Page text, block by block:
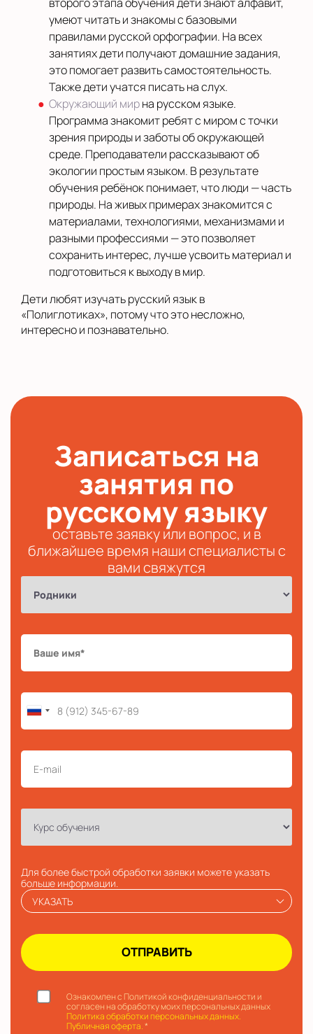
умеют читать и знакомы с базовыми
правилами русской орфографии. На всех
занятиях дети получают домашние задания,
это помогает развить самостоятельность.
Также дети учатся писать на слух.
Окружающий мирна русском языке.
Программа знакомит ребят с миром с точки
зрения природы и заботы об окружающей
среде. Преподаватели рассказывают об
экологии простым языком. В результате
обучения ребёнок понимает, что люди — часть
природы. На живых примерах знакомится с
материалами, технологиями, механизмами и
разными профессиями — это позволяет
сохранить интерес, лучше усвоить материал и
подготовиться к выходу в мир.
Дети любят изучать русский язык в
«Полиглотиках», потому что это несложно,
интересно и познавательно.
Записаться на
занятия по
русскому языку
оставьте заявку или вопрос, и в
ближайшее время наши специалисты с
вами свяжутся
Для более быстрой обработки заявки можете указать
больше информации.
УКАЗАТЬ
Ознакомлен с Политикой конфиденциальности и
согласен на обработку моих персональных данных
Политика обработки персональных данных.
Публичная оферта.*